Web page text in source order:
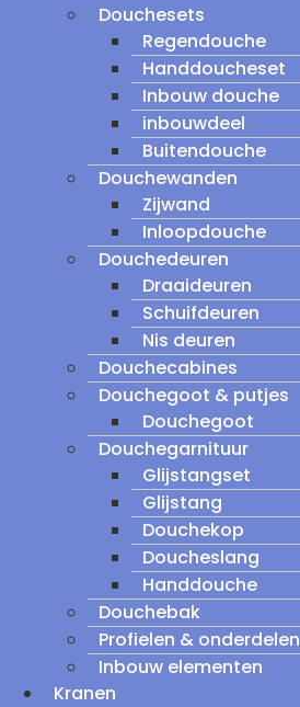
Douchesets
Regendouche
Handdoucheset
Inbouw douche
inbouwdeel
Buitendouche
Douchewanden
Zijwand
Inloopdouche
Douchedeuren
Draaideuren
Schuifdeuren
Nis deuren
Douchecabines
Douchegoot & putjes
Douchegoot
Douchegarnituur
Glijstangset
Glijstang
Douchekop
Doucheslang
Handdouche
Douchebak
Profielen & onderdelen
Inbouw elementen
Kranen